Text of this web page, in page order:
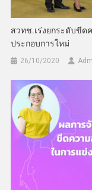
สวทช.เร่งยกระดับขีด
ประกอบการใหม่
26/10/2020